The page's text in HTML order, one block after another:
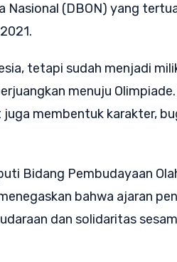
Nasional (DBON) yang
tetapi sudah menjadi
menuju Olimpiade.
membentuk karakter,
Bidang Pembudayaan
bahwa ajaran
dan solidaritas